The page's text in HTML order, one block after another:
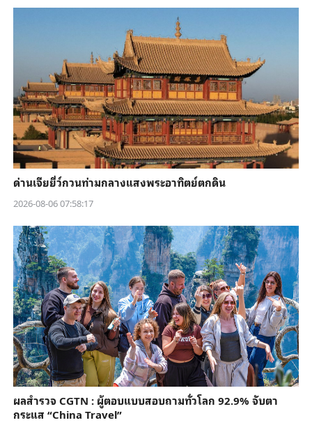
ด่านเจียยี่ว์กวนท่ามกลางแสงพระอาทิตย์ตกดิน
2026-08-06 07:58:17
ผลสำรวจ CGTN : ผู้ตอบแบบสอบถามทั่วโลก 92.9% จับตา
กระแส “China Travel”